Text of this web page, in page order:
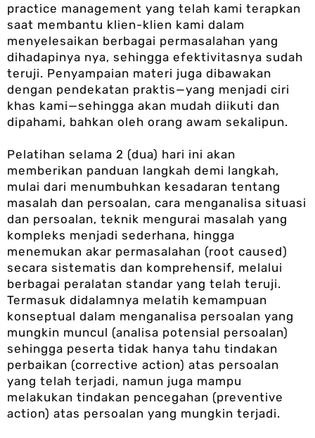
practice management yang telah kami terapkan
saat membantu klien-klien kami dalam
menyelesaikan berbagai permasalahan yang
dihadapinya nya, sehingga efektivitasnya sudah
teruji. Penyampaian materi juga dibawakan
dengan pendekatan praktis—yang menjadi ciri
khas kami—sehingga akan mudah diikuti dan
dipahami, bahkan oleh orang awam sekalipun.
Pelatihan selama 2 (dua) hari ini akan
memberikan panduan langkah demi langkah,
mulai dari menumbuhkan kesadaran tentang
masalah dan persoalan, cara menganalisa situasi
dan persoalan, teknik mengurai masalah yang
kompleks menjadi sederhana, hingga
menemukan akar permasalahan (root caused)
secara sistematis dan komprehensif, melalui
berbagai peralatan standar yang telah teruji.
Termasuk didalamnya melatih kemampuan
konseptual dalam menganalisa persoalan yang
mungkin muncul (analisa potensial persoalan)
sehingga peserta tidak hanya tahu tindakan
perbaikan (corrective action) atas persoalan
yang telah terjadi, namun juga mampu
melakukan tindakan pencegahan (preventive
action) atas persoalan yang mungkin terjadi.